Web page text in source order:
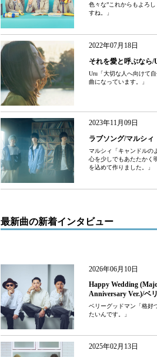
色々な”これからもよろ
すね。」
2022年07月18日
それを愛と呼ぶなら/
Uru「大切な人へ向けて
曲になっています。」
2023年11月09日
ラブソング/マルシィ
マルシィ「キャンドルの
心を少しでもあたたかく
を込めて作りました。」
最新曲の新着インタビュー
2026年06月10日
Happy Wedding
Anniversary Ver.)/ベ
ベリーグッドマン「格好
たいんです。」
2025年02月13日